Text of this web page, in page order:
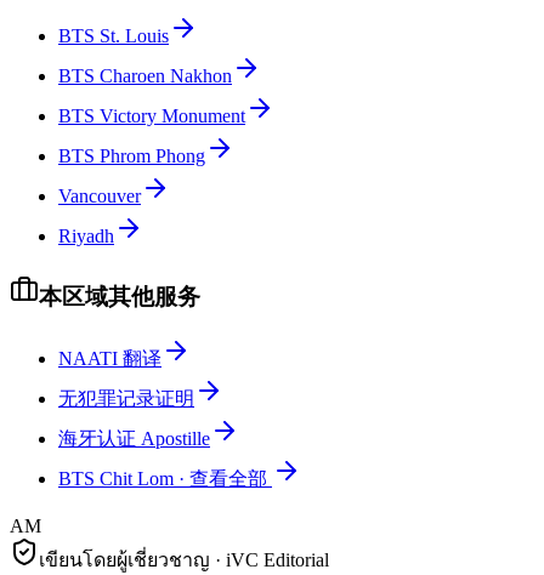
BTS St. Louis
BTS Charoen Nakhon
BTS Victory Monument
BTS Phrom Phong
Vancouver
Riyadh
本区域其他服务
NAATI 翻译
无犯罪记录证明
海牙认证 Apostille
BTS Chit Lom · 查看全部
AM
เขียนโดยผู้เชี่ยวชาญ · iVC Editorial